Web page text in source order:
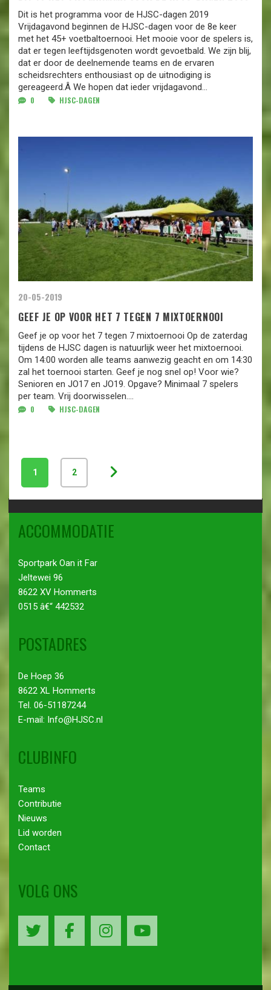
Dit is het programma voor de HJSC-dagen 2019
Vrijdagavond beginnen de HJSC-dagen voor de 8e keer
met het 45+ voetbaltoernooi. Het mooie voor de spelers is,
dat er tegen leeftijdsgenoten wordt gevoetbald. We zijn blij,
dat er door de deelnemende teams en de ervaren
scheidsrechters enthousiast op de uitnodiging is
gereageerd.Â We hopen dat ieder vrijdagavond...
0 HJSC-DAGEN
20-05-2019
GEEF JE OP VOOR HET 7 TEGEN 7 MIXTOERNOOI
Geef je op voor het 7 tegen 7 mixtoernooi Op de zaterdag
tijdens de HJSC dagen is natuurlijk weer het mixtoernooi.
Om 14:00 worden alle teams aanwezig geacht en om 14:30
zal het toernooi starten. Geef je nog snel op! Voor wie?
Senioren en JO17 en JO19. Opgave? Minimaal 7 spelers
per team. Vrij doorwisselen....
0 HJSC-DAGEN
1 2
ACCOMMODATIE
Sportpark Oan it Far
Jeltewei 96
8622 XV Hommerts
0515 â€“ 442532
POSTADRES
De Hoep 36
8622 XL Hommerts
Tel. 06-51187244
E-mail: Info@HJSC.nl
CLUBINFO
Teams
Contributie
Nieuws
Lid worden
Contact
VOLG ONS